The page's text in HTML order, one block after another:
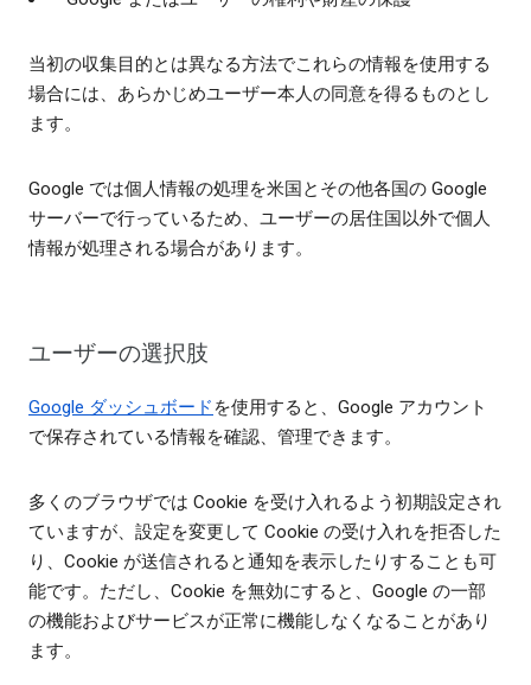
当初の収集目的とは異なる方法でこれらの情報を使用する
場合には、あらかじめユーザー本人の同意を得るものとし
ます。
Google では個人情報の処理を米国とその他各国の Google
サーバーで行っているため、ユーザーの居住国以外で個人
情報が処理される場合があります。
ユーザーの選択肢
Google ダッシュボード を使用すると、Google アカウント
で保存されている情報を確認、管理できます。
多くのブラウザでは Cookie を受け入れるよう初期設定され
ていますが、設定を変更して Cookie の受け入れを拒否した
り、Cookie が送信されると通知を表示したりすることも可
能です。ただし、Cookie を無効にすると、Google の一部
の機能およびサービスが正常に機能しなくなることがあり
ます。